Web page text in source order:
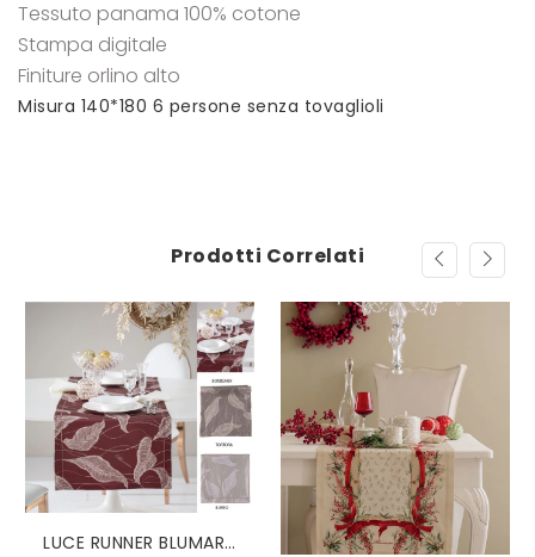
Tessuto panama 100% cotone
Stampa digitale
Finiture orlino alto
Misura 140*180 6 persone senza tovaglioli
Prodotti Correlati
LUCE RUNNER BLUMARINE